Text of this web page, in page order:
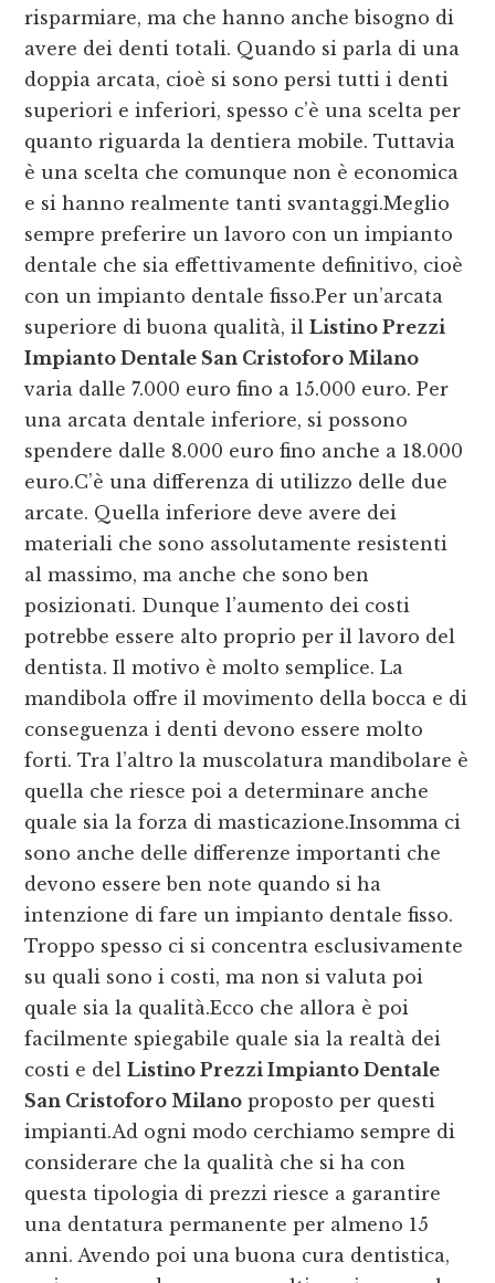
risparmiare, ma che hanno anche bisogno di
avere dei denti totali. Quando si parla di una
doppia arcata, cioè si sono persi tutti i denti
superiori e inferiori, spesso c’è una scelta per
quanto riguarda la dentiera mobile. Tuttavia
è una scelta che comunque non è economica
e si hanno realmente tanti svantaggi.Meglio
sempre preferire un lavoro con un impianto
dentale che sia effettivamente definitivo, cioè
con un impianto dentale fisso.Per un’arcata
superiore di buona qualità, ilListino Prezzi
Impianto Dentale San Cristoforo Milano
varia dalle 7.000 euro fino a 15.000 euro. Per
una arcata dentale inferiore, si possono
spendere dalle 8.000 euro fino anche a 18.000
euro.C’è una differenza di utilizzo delle due
arcate. Quella inferiore deve avere dei
materiali che sono assolutamente resistenti
al massimo, ma anche che sono ben
posizionati. Dunque l’aumento dei costi
potrebbe essere alto proprio per il lavoro del
dentista. Il motivo è molto semplice. La
mandibola offre il movimento della bocca e di
conseguenza i denti devono essere molto
forti. Tra l’altro la muscolatura mandibolare è
quella che riesce poi a determinare anche
quale sia la forza di masticazione.Insomma ci
sono anche delle differenze importanti che
devono essere ben note quando si ha
intenzione di fare un impianto dentale fisso.
Troppo spesso ci si concentra esclusivamente
su quali sono i costi, ma non si valuta poi
quale sia la qualità.Ecco che allora è poi
facilmente spiegabile quale sia la realtà dei
costi e delListino Prezzi Impianto Dentale
San Cristoforo Milano proposto per questi
impianti.Ad ogni modo cerchiamo sempre di
considerare che la qualità che si ha con
questa tipologia di prezzi riesce a garantire
una dentatura permanente per almeno 15
anni. Avendo poi una buona cura dentistica,